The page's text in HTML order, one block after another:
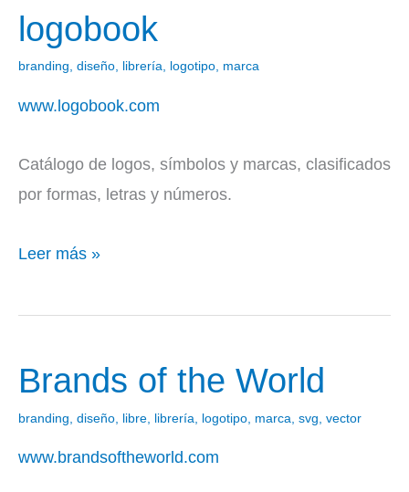
logobook
branding, diseño, librería, logotipo, marca
www.logobook.com
Catálogo de logos, símbolos y marcas, clasificados
por formas, letras y números.
logobook
Leer más »
Brands of the World
branding diseño libre librería logotipo marca svg vector
www.brandsoftheworld.com
Brands
World